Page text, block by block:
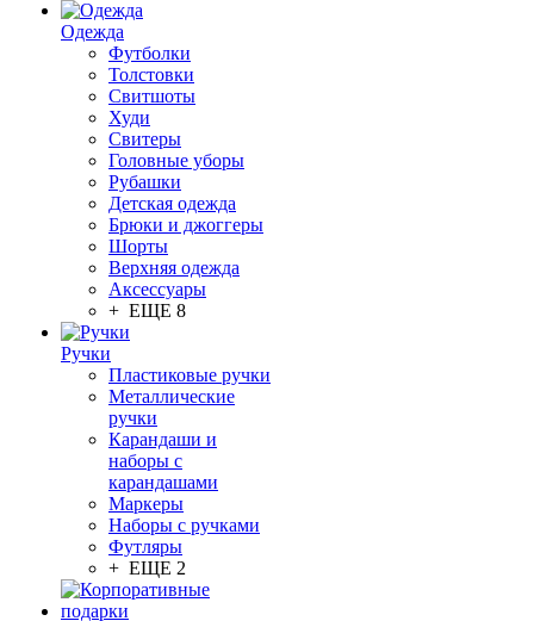
Одежда
Футболки
Толстовки
Свитшоты
Худи
Свитеры
Головные уборы
Рубашки
Детская одежда
Брюки и джоггеры
Шорты
Верхняя одежда
Аксессуары
+ ЕЩЕ 8
Ручки
Пластиковые ручки
Металлические
ручки
Карандаши и
наборы с
карандашами
Маркеры
Наборы с ручками
Футляры
+ ЕЩЕ 2